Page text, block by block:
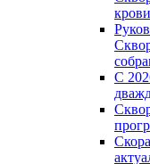
крови
С